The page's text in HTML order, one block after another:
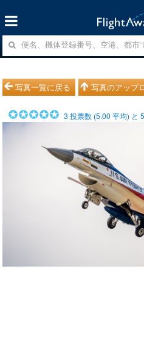
写真一覧に戻る 写真のアップ
3 投票数 (5.00 平均) と